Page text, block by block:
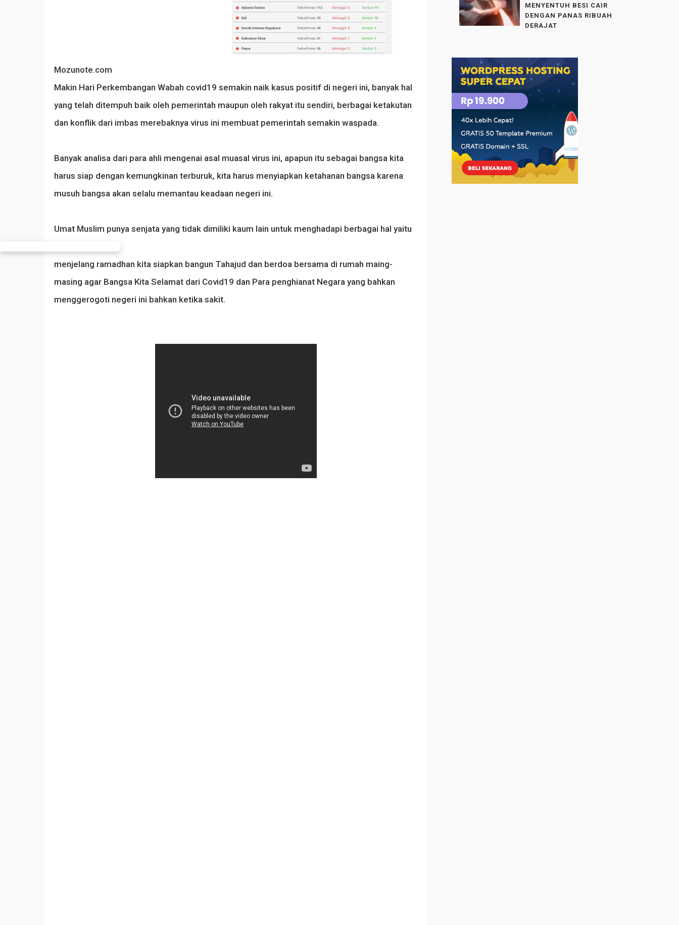
Mozunote.com
Makin Hari Perkembangan Wabah covid19 semakin naik kasus positif di negeri ini, banyak hal
yang telah ditempuh baik oleh pemerintah maupun oleh rakyat itu sendiri, berbagai ketakutan
dan konflik dari imbas merebaknya virus ini membuat pemerintah semakin waspada.
Banyak analisa dari para ahli mengenai asal muasal virus ini, apapun itu sebagai bangsa kita
harus siap dengan kemungkinan terburuk, kita harus menyiapkan ketahanan bangsa karena
musuh bangsa akan selalu memantau keadaan negeri ini.
Umat Muslim punya senjata yang tidak dimiliki kaum lain untuk menghadapi berbagai hal yaitu
menjelang ramadhan kita siapkan bangun Tahajud dan berdoa bersama di rumah maing-
masing agar Bangsa Kita Selamat dari Covid19 dan Para penghianat Negara yang bahkan
menggerogoti negeri ini bahkan ketika sakit.
MENYENTUH BESI CAIR
DENGAN PANAS RIBUAH
DERAJAT